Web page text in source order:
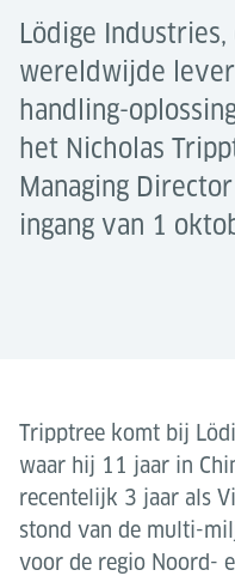
Lödige
wereldwijde
handling-
het Nicholas
Managing
ingang van 1
Tripptree komt bij
waar hij 11 jaar in
recentelijk 3 jaar als
stond van de multi-
voor de regio Noord-